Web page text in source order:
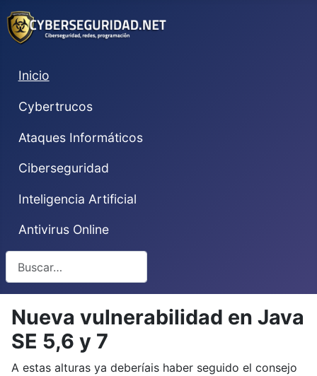
Inicio
Cybertrucos
Ataques Informáticos
Ciberseguridad
Inteligencia Artificial
Antivirus Online
Nueva vulnerabilidad en Java
SE 5,6 y 7
A estas alturas ya deberíais haber seguido el consejo